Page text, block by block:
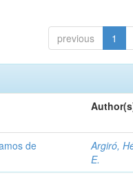
previous 1
de
Argiró,
E.